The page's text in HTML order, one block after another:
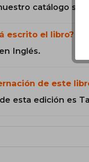
catálogo son
escrito el libro?
Inglés.
de este
esta edición es